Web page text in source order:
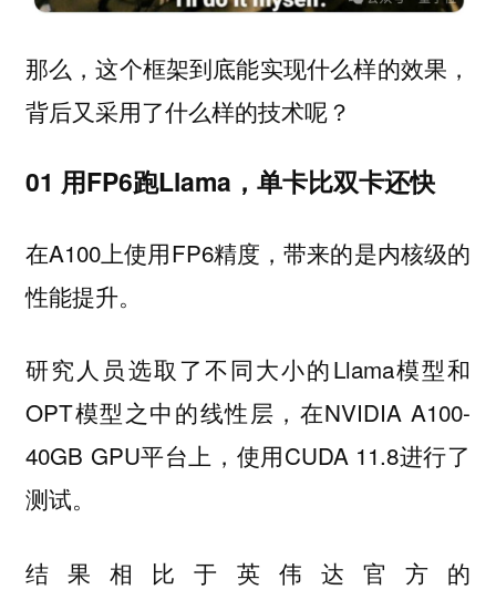
那么，这个框架到底能实现什么样的效果，
背后又采用了什么样的技术呢？
01 用FP6跑Llama，单卡比双卡还快
在A100上使用FP6精度，带来的是内核级的
性能提升。
研究人员选取了不同大小的Llama模型和
OPT模型之中的线性层，在NVIDIA A100-
40GB GPU平台上，使用CUDA 11.8进行了
测试。
结果相比于英伟达官方的